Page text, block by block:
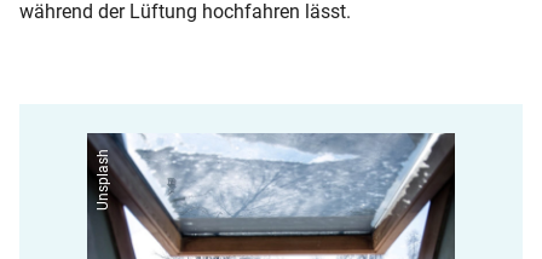
während der Lüftung hochfahren lässt.
Unsplash